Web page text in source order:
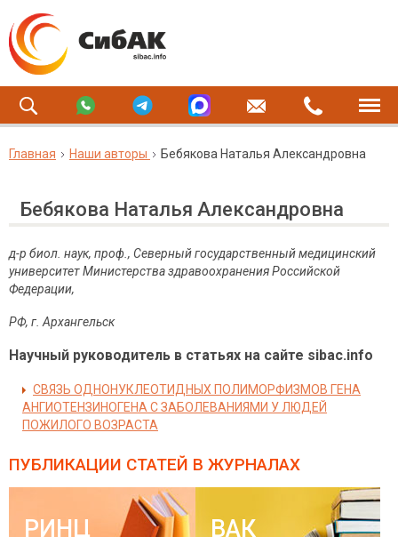
Главная Наши авторы Бебякова Наталья Александровна
Бебякова Наталья Александровна
д-р биол. наук, проф., Северный государственный медицинский
университет Министерства здравоохранения Российской
Федерации,
РФ, г Архангельск
Научный руководитель в статьях на сайте sibac.info
СВЯЗЬ ОДНОНУКЛЕОТИДНЫХ ПОЛИМОРФИЗМОВ ГЕНА
АНГИОТЕНЗИНОГЕНА С ЗАБОЛЕВАНИЯМИ У ЛЮДЕЙ
ПОЖИЛОГО ВОЗРАСТА
ПУБЛИКАЦИИ СТАТЕЙ В ЖУРНАЛАХ
РИНЦ ВАК